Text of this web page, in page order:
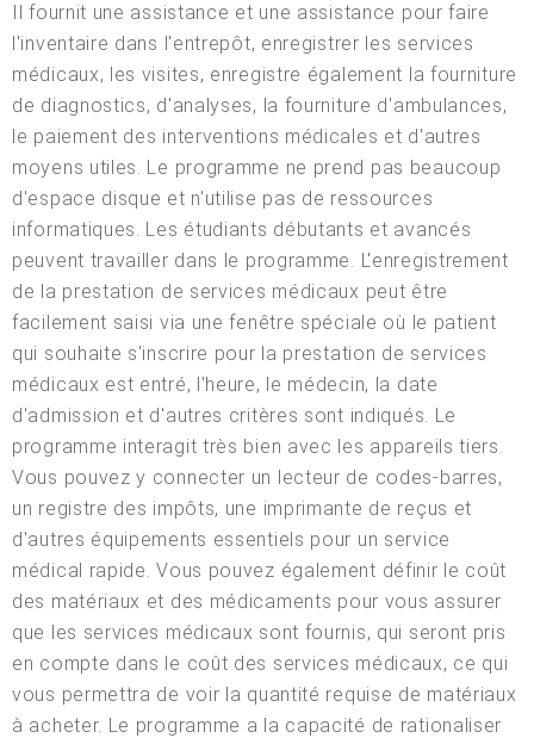
Il fournit une assistance et une assistance pour faire
l'inventaire dans l'entrepôt, enregistrer les services
médicaux, les visites, enregistre également la fourniture
de diagnostics, d'analyses, la fourniture d'ambulances,
le paiement des interventions médicales et d'autres
moyens utiles. Le programme ne prend pas beaucoup
d'espace disque et n'utilise pas de ressources
informatiques. Les étudiants débutants et avancés
peuvent travailler dans le programme. L'enregistrement
de la prestation de services médicaux peut être
facilement saisi via une fenêtre spéciale où le patient
qui souhaite s'inscrire pour la prestation de services
médicaux est entré, l'heure, le médecin, la date
d'admission et d'autres critères sont indiqués. Le
programme interagit très bien avec les appareils tiers.
Vous pouvez y connecter un lecteur de codes-barres,
un registre des impôts, une imprimante de reçus et
d'autres équipements essentiels pour un service
médical rapide. Vous pouvez également définir le coût
des matériaux et des médicaments pour vous assurer
que les services médicaux sont fournis, qui seront pris
en compte dans le coût des services médicaux, ce qui
vous permettra de voir la quantité requise de matériaux
à acheter. Le programme a la capacité de rationaliser